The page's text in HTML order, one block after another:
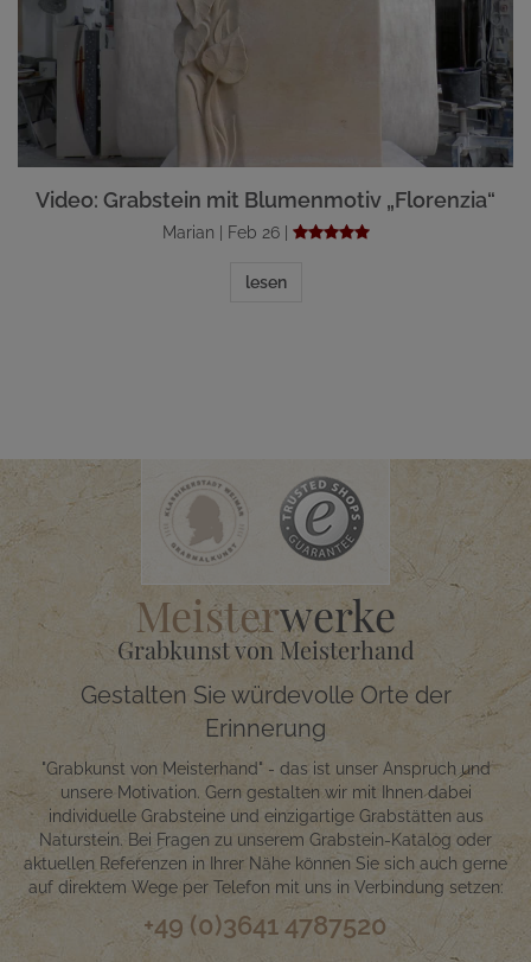
Video: Grabstein mit Blumenmotiv „Florenzia“
Marian | Feb 26 |
lesen
Meisterwerke
Grabkunst von Meisterhand
Gestalten Sie würdevolle Orte der
Erinnerung
"Grabkunst von Meisterhand" - das ist unser Anspruch und
unsere Motivation. Gern gestalten wir mit Ihnen dabei
individuelle Grabsteine und einzigartige Grabstätten aus
Naturstein. Bei Fragen zu unserem Grabstein-Katalog oder
aktuellen Referenzen in Ihrer Nähe können Sie sich auch gerne
auf direktem Wege per Telefon mit uns in Verbindung setzen:
+49 (0)3641 4787520